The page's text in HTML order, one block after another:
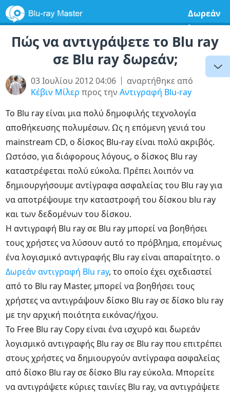
Δωρεάν
Πώς να αντιγράψετε το Blu ray
σε Blu ray δωρεάν;
03 Ιουλίου 2012 04:06
αναρτήθηκε από
Κέβιν Μίλερ προς τηνΑντιγραφή Blu-ray
Το Blu ray είναι μια πολύ δημοφιλής τεχνολογία
αποθήκευσης πολυμέσων. Ως η επόμενη γενιά του
mainstream CD, ο δίσκος Blu-ray είναι πολύ ακριβός.
Ωστόσο, για διάφορους λόγους, ο δίσκος Blu ray
καταστρέφεται πολύ εύκολα. Πρέπει λοιπόν να
δημιουργήσουμε αντίγραφα ασφαλείας του Blu ray για
να αποτρέψουμε την καταστροφή του δίσκου blu ray
και των δεδομένων του δίσκου.
Η αντιγραφή Blu ray σε Blu ray μπορεί να βοηθήσει
τους χρήστες να λύσουν αυτό το πρόβλημα, επομένως
ένα λογισμικό αντιγραφής Blu ray είναι απαραίτητο. ο
Δωρεάν αντιγραφή Blu ray, το οποίο έχει σχεδιαστεί
από το Blu ray Master, μπορεί να βοηθήσει τους
χρήστες να αντιγράψουν δίσκο Blu ray σε δίσκο blu ray
με την αρχική ποιότητα εικόνας/ήχου.
Το Free Blu ray Copy είναι ένα ισχυρό και δωρεάν
λογισμικό αντιγραφής Blu ray σε Blu ray που επιτρέπει
στους χρήστες να δημιουργούν αντίγραφα ασφαλείας
από δίσκο Blu ray σε δίσκο Blu ray εύκολα. Μπορείτε
να αντιγράψετε κύριες ταινίες Blu ray, να αντιγράψετε